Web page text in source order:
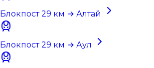
Блокпост 29 км → Алтай
Блокпост 29 км → Аул